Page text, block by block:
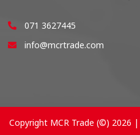
071 3627445
info@mcrtrade.com
Copyright MCR Trade (©) 2026 |